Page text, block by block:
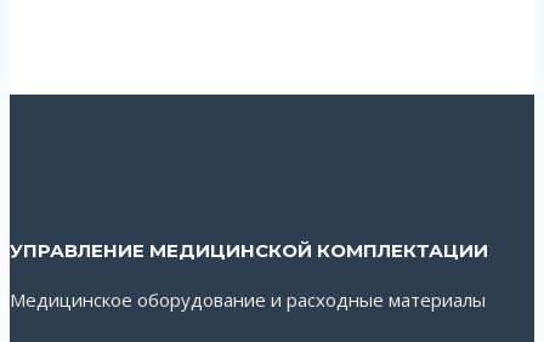
УПРАВЛЕНИЕ МЕДИЦИНСКОЙ КОМПЛЕКТАЦИИ
Медицинское оборудование и расходные материалы